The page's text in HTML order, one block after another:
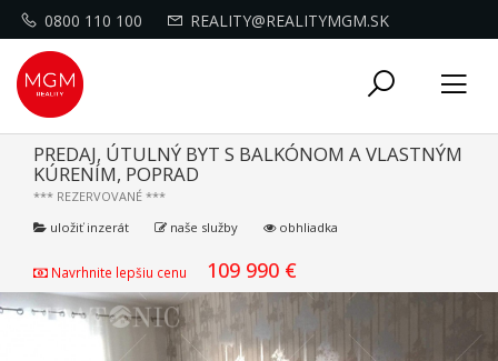
0800 110 100 REALITY@REALITYMGM.SK
Toggle
PREDAJ, ÚTULNÝ BYT S BALKÓNOM A VLASTNÝM
KÚRENÍM, POPRAD
*** REZERVOVANÉ ***
uložiť inzerát
naše služby obhliadka
Navrhnite lepšiu cenu 109 990 €